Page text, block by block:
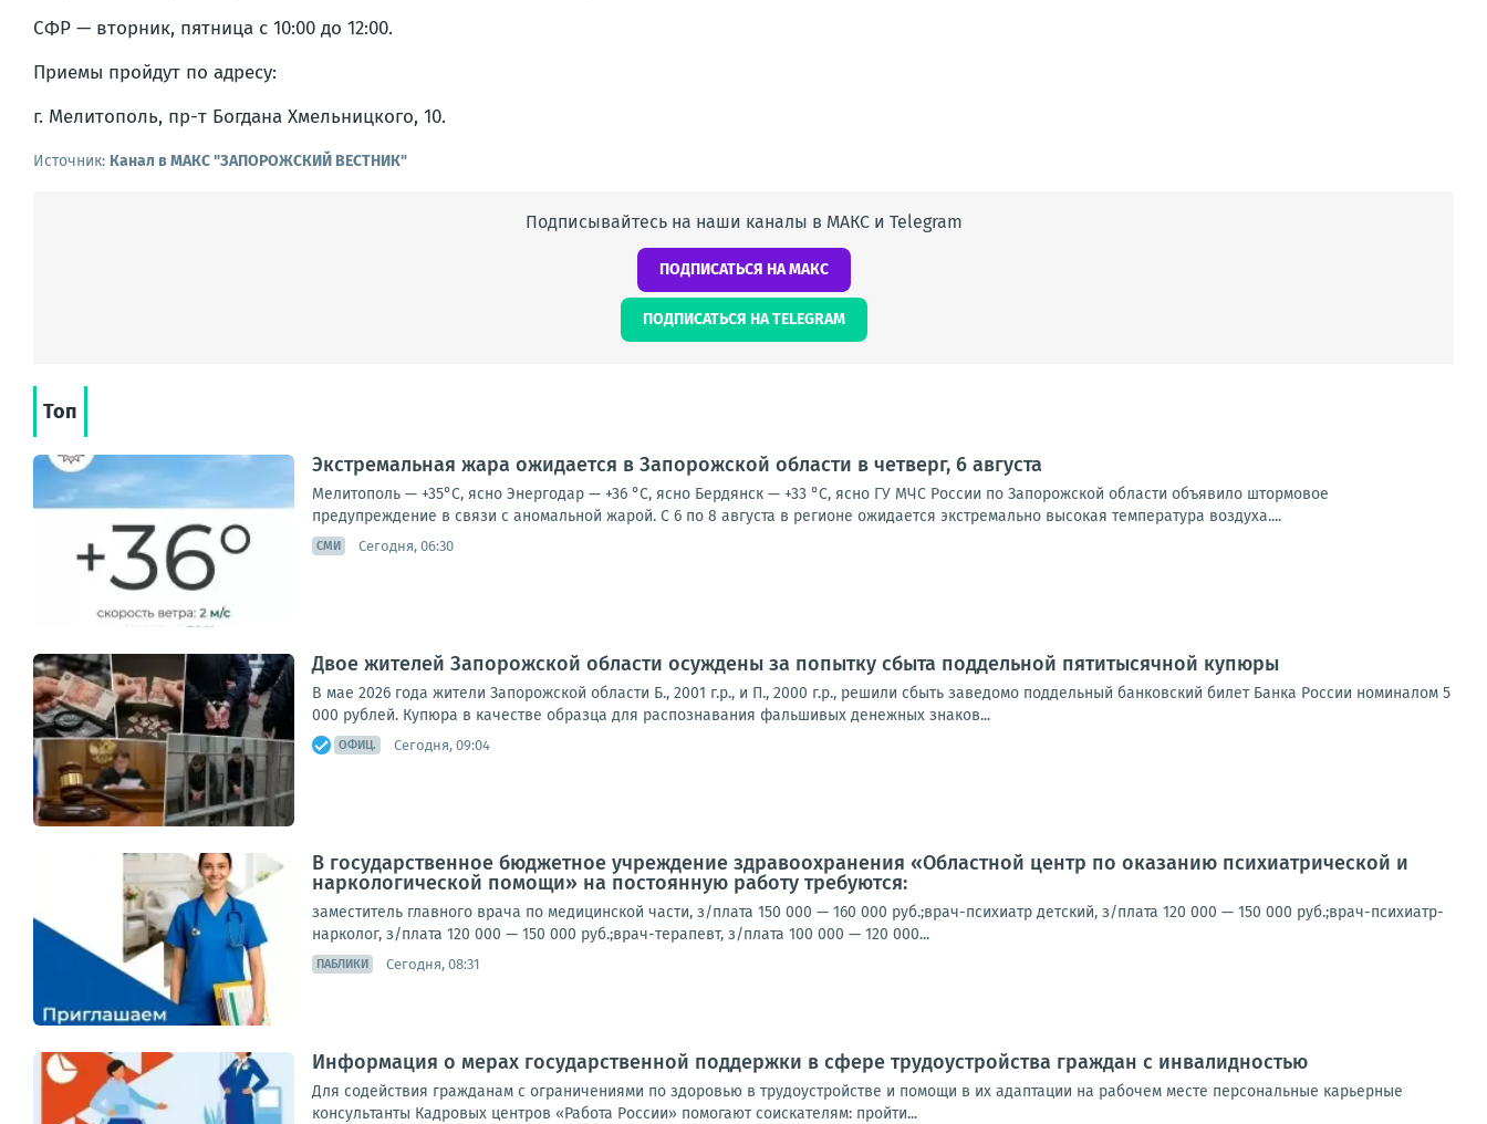
СФР — вторник, пятница с 10:00 до 12:00.
Приемы пройдут по адресу:
г. Мелитополь, пр-т Богдана Хмельницкого, 10.
Источник: Канал в МАКС "ЗАПОРОЖСКИЙ ВЕСТНИК"
Подписывайтесь на наши каналы в МАКС и Telegram
ПОДПИСАТЬСЯ НА МАКС
ПОДПИСАТЬСЯ НА TELEGRAM
Топ
Экстремальная жара ожидается в Запорожской области в четверг, 6 августа
Мелитополь — +35°С, ясно Энергодар — +36 °С, ясно Бердянск — +33 °С, ясно ГУ МЧС России по Запорожской области объявило штормовое
предупреждение в связи с аномальной жарой. С 6 по 8 августа в регионе ожидается экстремально высокая температура воздуха....
СМИ Сегодня, 06:30
Двое жителей Запорожской области осуждены за попытку сбыта поддельной пятитысячной купюры
В мае 2026 года жители Запорожской области Б., 2001 г.р., и П., 2000 г.р., решили сбыть заведомо поддельный банковский билет Банка России номиналом 5
000 рублей. Купюра в качестве образца для распознавания фальшивых денежных знаков...
ОФИЦ. Сегодня, 09:04
В государственное бюджетное учреждение здравоохранения «Областной центр по оказанию психиатрической и
наркологической помощи» на постоянную работу требуются:
заместитель главного врача по медицинской части, з/плата 150 000 — 160 000 руб.;врач-психиатр детский, з/плата 120 000 — 150 000 руб.;врач-психиатр-
нарколог, з/плата 120 000 — 150 000 руб.;врач-терапевт, з/плата 100 000 — 120 000...
ПАБЛИКИ Сегодня, 08:31
Информация о мерах государственной поддержки в сфере трудоустройства граждан с инвалидностью
Для содействия гражданам с ограничениями по здоровью в трудоустройстве и помощи в их адаптации на рабочем месте персональные карьерные
консультанты Кадровых центров «Работа России» помогают соискателям: пройти...